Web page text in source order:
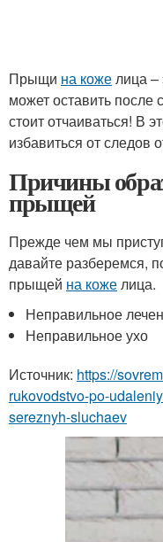
Прыщи на кожелица –
может оставить
стоит отчаиваться! В
избавиться от следов
Причины
прыщей
Прежде чем мы
давайте разберемся,
прыщей на кожелица.
Неправильное
Неправильное ухо
Источник: https://
rukovodstvo-po-
sereznyh-sluchaev